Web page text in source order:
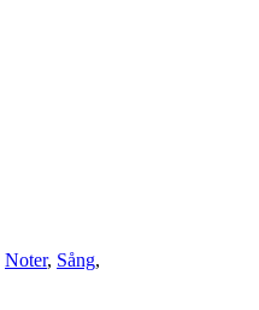
Noter, Sång,